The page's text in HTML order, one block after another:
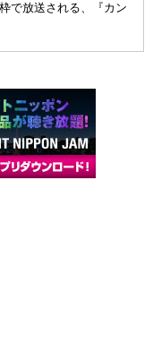
で放送される、『カン